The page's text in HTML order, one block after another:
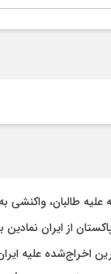
طالبان،
از ایران
اخراج‌شده علیه